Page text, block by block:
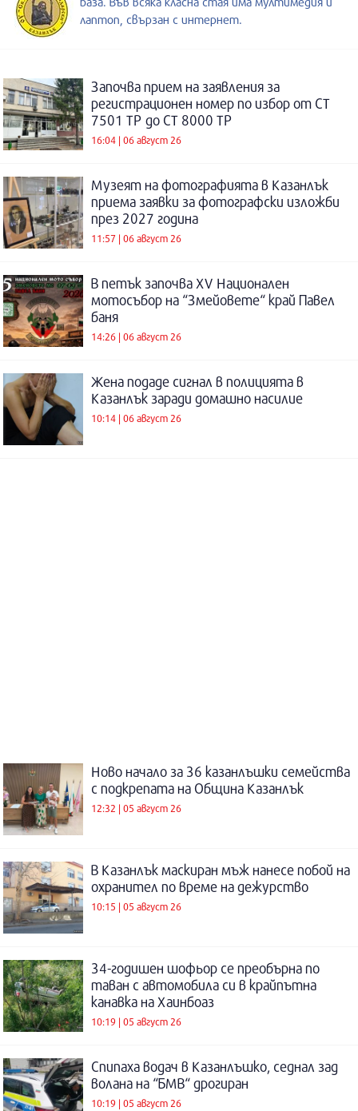
лаптоп, свързан с интернет.
Започва прием на заявления за
регистрационен номер по избор от СТ
7501 ТР до СТ 8000 ТР
16:04 | 06 август 26
Музеят на фотографията в Казанлък
приема заявки за фотографски изложби
през 2027 година
11:57 | 06 август 26
В петък започва XV Национален
мотосъбор на “Змейовете“ край Павел
баня
14:26 | 06 август 26
Жена подаде сигнал в полицията в
Казанлък заради домашно насилие
10:14 | 06 август 26
Ново начало за 36 казанлъшки семейства
с подкрепата на Община Казанлък
12:32 | 05 август 26
В Казанлък маскиран мъж нанесе побой на
охранител по време на дежурство
10:15 | 05 август 26
34-годишен шофьор се преобърна по
таван с автомобила си в крайпътна
канавка на Хаинбоаз
10:19 | 05 август 26
Спипаха водач в Казанлъшко, седнал зад
волана на “БМВ“ дрогиран
10:19 | 05 август 26